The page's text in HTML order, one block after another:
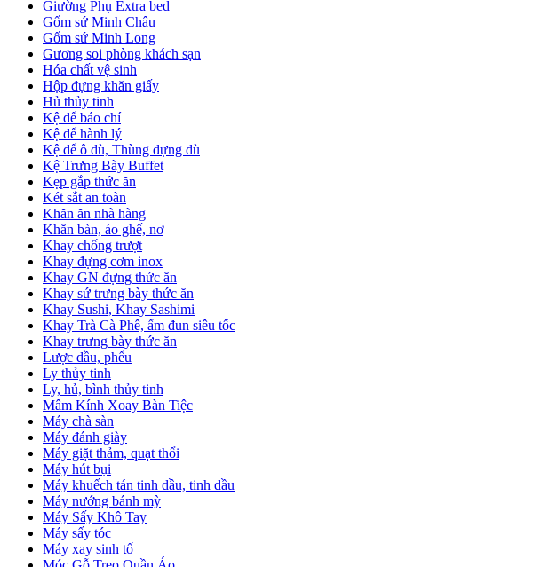
Giường Phụ Extra bed
Gốm sứ Minh Châu
Gốm sứ Minh Long
Gương soi phòng khách sạn
Hóa chất vệ sinh
Hộp đựng khăn giấy
Hủ thủy tinh
Kệ để báo chí
Kệ để hành lý
Kệ để ô dù, Thùng đựng dù
Kệ Trưng Bày Buffet
Kẹp gắp thức ăn
Két sắt an toàn
Khăn ăn nhà hàng
Khăn bàn, áo ghế, nơ
Khay chống trượt
Khay đựng cơm inox
Khay GN đựng thức ăn
Khay sứ trưng bày thức ăn
Khay Sushi, Khay Sashimi
Khay Trà Cà Phê, ấm đun siêu tốc
Khay trưng bày thức ăn
Lược dầu, phểu
Ly thủy tinh
Ly, hủ, bình thủy tinh
Mâm Kính Xoay Bàn Tiệc
Máy chà sàn
Máy đánh giày
Máy giặt thảm, quạt thổi
Máy hút bụi
Máy khuếch tán tinh dầu, tinh dầu
Máy nướng bánh mỳ
Máy Sấy Khô Tay
Máy sấy tóc
Máy xay sinh tố